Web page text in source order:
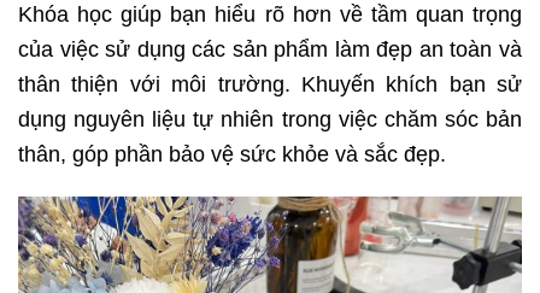
Khóa học giúp bạn hiểu rõ hơn về tầm quan trọng
của việc sử dụng các sản phẩm làm đẹp an toàn và
thân thiện với môi trường. Khuyến khích bạn sử
dụng nguyên liệu tự nhiên trong việc chăm sóc bản
thân, góp phần bảo vệ sức khỏe và sắc đẹp.